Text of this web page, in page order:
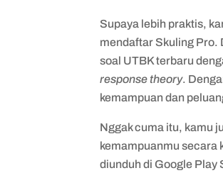
Supaya lebih praktis,
mendaftar Skuling Pro.
soal UTBK terbaru
response theory.
kemampuan dan
Nggak cuma itu, kamu
kemampuanmu secara
diunduh di Google Play